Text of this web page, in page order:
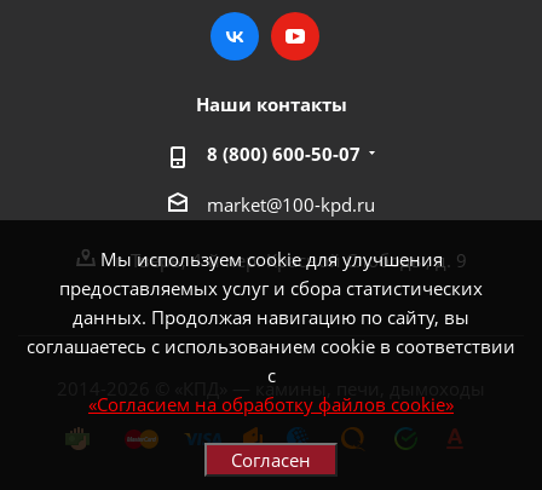
Мы используем cookie для улучшения
предоставляемых услуг и сбора статистических
данных. Продолжая навигацию по сайту, вы
соглашаетесь с использованием cookie в соответствии
с
«Согласием на обработку файлов cookie»
Согласен
Наши контакты
8 (800) 600-50-07
market@100-kpd.ru
г. Тверь, 4-й пер. Красной Слободы, д. 9
2014-2026 © «КПД» — камины, печи, дымоходы